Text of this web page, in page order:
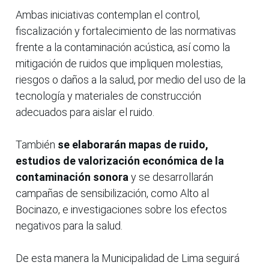
Ambas iniciativas contemplan el control,
fiscalización y fortalecimiento de las normativas
frente a la contaminación acústica, así como la
mitigación de ruidos que impliquen molestias,
riesgos o daños a la salud, por medio del uso de la
tecnología y materiales de construcción
adecuados para aislar el ruido.
También se elaborarán mapas de ruido,
estudios de valorización económica de la
contaminación sonora y se desarrollarán
campañas de sensibilización, como Alto al
Bocinazo, e investigaciones sobre los efectos
negativos para la salud.
De esta manera la Municipalidad de Lima seguirá